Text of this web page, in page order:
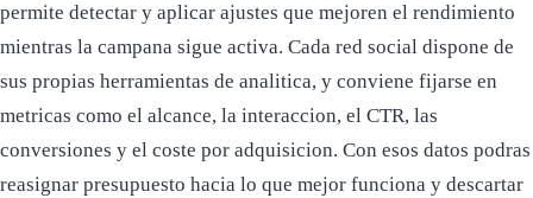
permite detectar y aplicar ajustes que mejoren el rendimiento
mientras la campana sigue activa. Cada red social dispone de
sus propias herramientas de analitica, y conviene fijarse en
metricas como el alcance, la interaccion, el CTR, las
conversiones y el coste por adquisicion. Con esos datos podras
reasignar presupuesto hacia lo que mejor funciona y descartar